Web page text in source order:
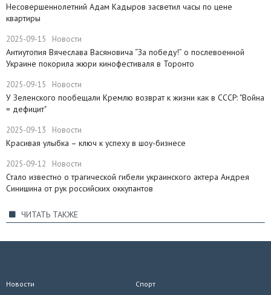
Несовершеннолетний Адам Кадыров засветил часы по цене
квартиры
2025-09-15 Новости
Антиутопия Вячеслава Васяновича “За победу!” о послевоенной
Украине покорила жюри кинофестиваля в Торонто
2025-09-15 Новости
​У Зеленского пообещали Кремлю возврат к жизни как в СССР: "Война
= дефицит"
2025-09-13 Новости
Красивая улыбка – ключ к успеху в шоу-бизнесе
2025-09-12 Новости
Стало известно о трагической гибели украинского актера Андрея
Синишина от рук российских оккупантов
ЧИТАТЬ ТАКЖЕ
Новости
Спорт